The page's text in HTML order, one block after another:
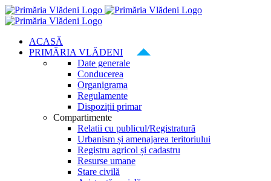
Skip
to
ACASĂ
PRIMĂRIA VLĂDENI
Date generale
Conducerea
Organigrama
Regulamente
Dispoziții primar
Compartimente
Relatii cu publicul/Registratură
Urbanism și amenajarea teritoriului
Registru agricol și cadastru
Resurse umane
Stare civilă